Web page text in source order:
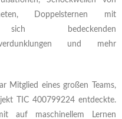
Doppelsternen mit
sich bedeckenden
und mehr
Mitglied eines großen Teams,
TIC 400799224 entdeckte.
auf maschinellem Lernen